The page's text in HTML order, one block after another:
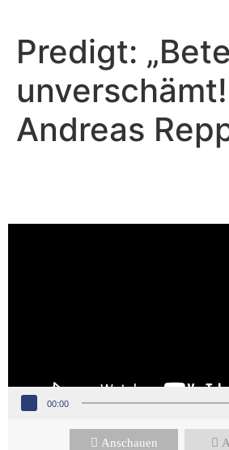
Predigt: „Bete
Andreas
Video-Player
00:00
Anschauen